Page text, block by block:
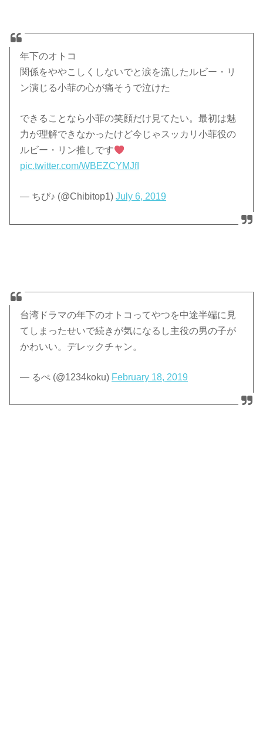
年下のオトコ
関係をややこしくしないでと涙を流したルビー・リ
ン演じる小菲の心が痛そうで泣けた
できることなら小菲の笑顔だけ見てたい。最初は魅
力が理解できなかったけど今じゃスッカリ小菲役の
ルビー・リン推しです
pic.twitter.com/WBEZCYMJfI
— ちび♪ (@Chibitop1)July 6, 2019
台湾ドラマの年下のオトコってやつを中途半端に見
てしまったせいで続きが気になるし主役の男の子が
かわいい。デレックチャン。
— るぺ (@1234koku) February 18, 2019